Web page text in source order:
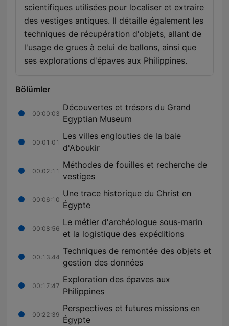
scientifiques utilisées pour localiser et extraire
des vestiges antiques. Il détaille également les
techniques de récupération d'objets, allant de
l'usage de grues à celui de ballons, ainsi que
ses explorations d'épaves aux Philippines.
Bölümler
00:00:03
Découvertes et trésors du Grand
Egyptian Museum
00:01:01
Les villes englouties de la baie
d'Aboukir
00:02:11
Méthodes de fouilles et recherche de
vestiges
00:06:10
Une trace historique du Christ en
Égypte
00:08:56
Le métier d'archéologue sous-marin
et la logistique des expéditions
00:13:44
Techniques de remontée des objets et
gestion des données
00:17:47
Exploration des épaves aux
Philippines
00:22:39
Perspectives et futures missions en
Égypte